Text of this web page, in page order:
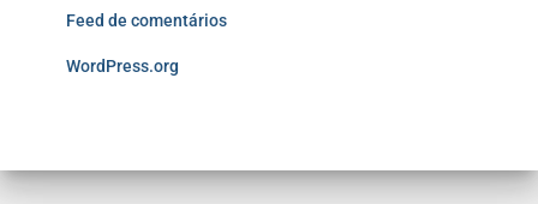
Feed de comentários
WordPress.org